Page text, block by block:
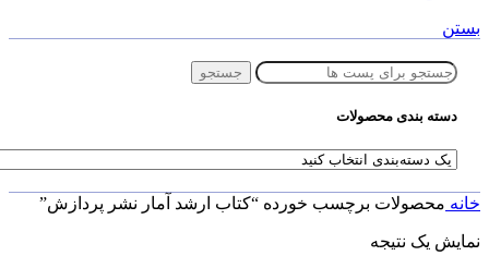
بستن
جستجو
دسته بندی محصولات
خانه محصولات برچسب خورده “کتاب ارشد آمار نشر پردازش”
نمایش یک نتیجه